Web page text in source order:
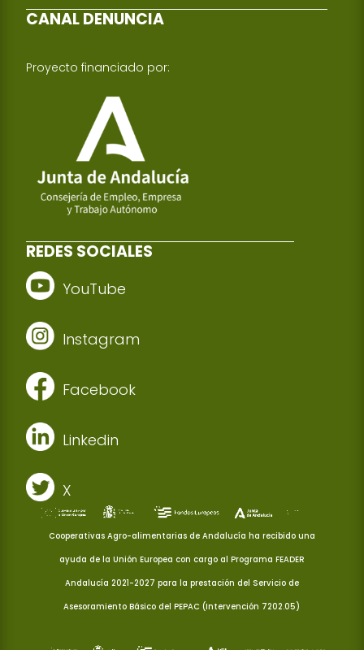
CANAL DENUNCIA
Proyecto financiado por:
REDES SOCIALES
YouTube
Instagram
Facebook
Linkedin
X
Cooperativas Agro-alimentarias de Andalucía ha recibido una
ayuda de la Unión Europea con cargo al Programa FEADER
Andalucía 2021-2027 para la prestación del Servicio de
Asesoramiento Básico del PEPAC (Intervención 7202.05)